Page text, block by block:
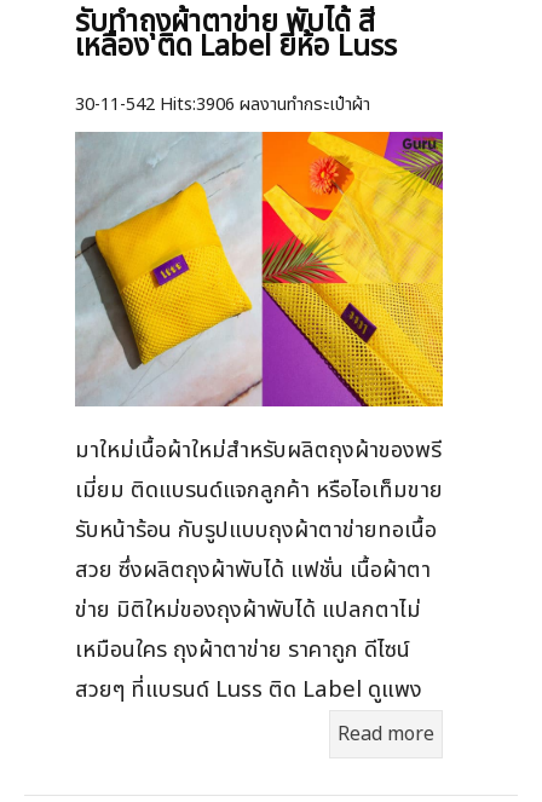
รับทำถุงผ้าตาข่าย พับได้ สี
เหลือง ติด Label ยี่ห้อ Luss
30-11-542 Hits:3906 ผลงานทำกระเป๋าผ้า
มาใหม่เนื้อผ้าใหม่สำหรับผลิตถุงผ้าของพรี
เมี่ยม ติดแบรนด์แจกลูกค้า หรือไอเท็มขาย
รับหน้าร้อน กับรูปแบบถุงผ้าตาข่ายทอเนื้อ
สวย ซึ่งผลิตถุงผ้าพับได้ แฟชั่น เนื้อผ้าตา
ข่าย มิติใหม่ของถุงผ้าพับได้ แปลกตาไม่
เหมือนใคร ถุงผ้าตาข่าย ราคาถูก ดีไซน์
สวยๆ ที่แบรนด์ Luss ติด Label ดูแพง
Read more